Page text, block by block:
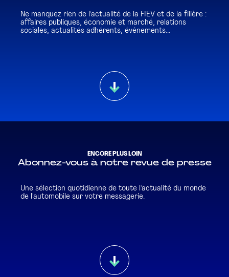
Ne manquez rien de l'actualité de la FIEV et de la filière :
affaires publiques, économie et marché, relations
sociales, actualités adhérents, événements...
ENCORE PLUS LOIN
Abonnez-vous à notre revue de presse
Une sélection quotidienne de toute l'actualité du monde
de l'automobile sur votre messagerie.